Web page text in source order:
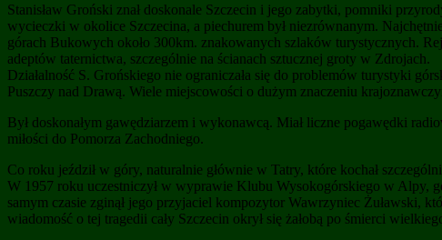
Stanisław Groński znał doskonale Szczecin i jego zabytki, pomniki
wycieczki w okolice Szczecina, a piechurem był niezrównanym.
górach Bukowych około 300km. znakowanych szlaków turystycznych.
adeptów taternictwa, szczególnie na ścianach sztucznej groty w Zdrojach.
Działalność S. Grońskiego nie ograniczała się do problemów turystyki
Puszczy nad Drawą. Wiele miejscowości o dużym znaczeniu
Był doskonałym gawędziarzem i wykonawcą. Miał liczne pogawędki
miłości do Pomorza Zachodniego.
Co roku jeździł w góry, naturalnie głównie w Tatry, które kochał
W 1957 roku uczestniczył w wyprawie Klubu Wysokogórskiego w Alpy,
samym czasie zginął jego przyjaciel kompozytor Wawrzyniec Żuławski,
wiadomość o tej tragedii cały Szczecin okrył się żałobą po śmierci